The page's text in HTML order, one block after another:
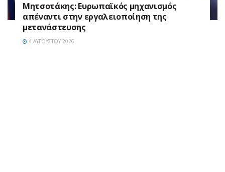
Μητσοτάκης: Ευρωπαϊκός μηχανισμός
απέναντι στην εργαλειοποίηση της
μετανάστευσης
4 ΑΥΓΟΎΣΤΟΥ 2026